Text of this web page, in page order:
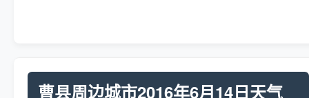
曹县周边城市2016年6月14日天气